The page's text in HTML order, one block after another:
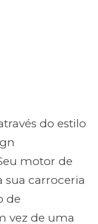
do estilo
motor de
sua carroceria
de
vez de uma